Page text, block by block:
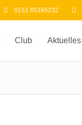
0151 65165232
Club Aktuelles